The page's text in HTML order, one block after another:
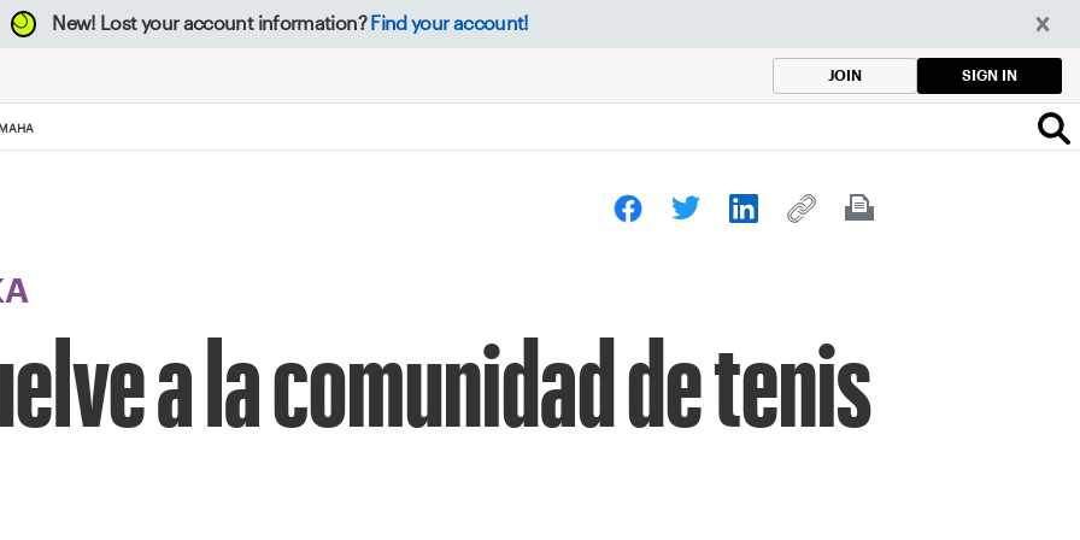
New! Lost your account information? Find your account!
JOIN SIGN IN
a la comunidad de tenis